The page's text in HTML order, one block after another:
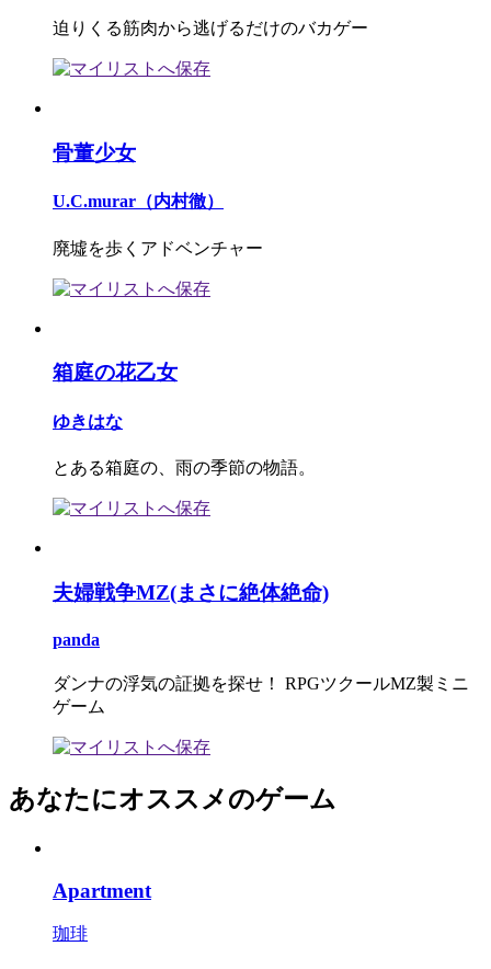
迫りくる筋肉から逃げるだけのバカゲー
骨董少女
U.C.murar（内村徹）
廃墟を歩くアドベンチャー
箱庭の花乙女
ゆきはな
とある箱庭の、雨の季節の物語。
夫婦戦争MZ(まさに絶体絶命)
panda
ダンナの浮気の証拠を探せ！ RPGツクールMZ製ミニ
ゲーム
あなたにオススメのゲーム
Apartment
珈琲